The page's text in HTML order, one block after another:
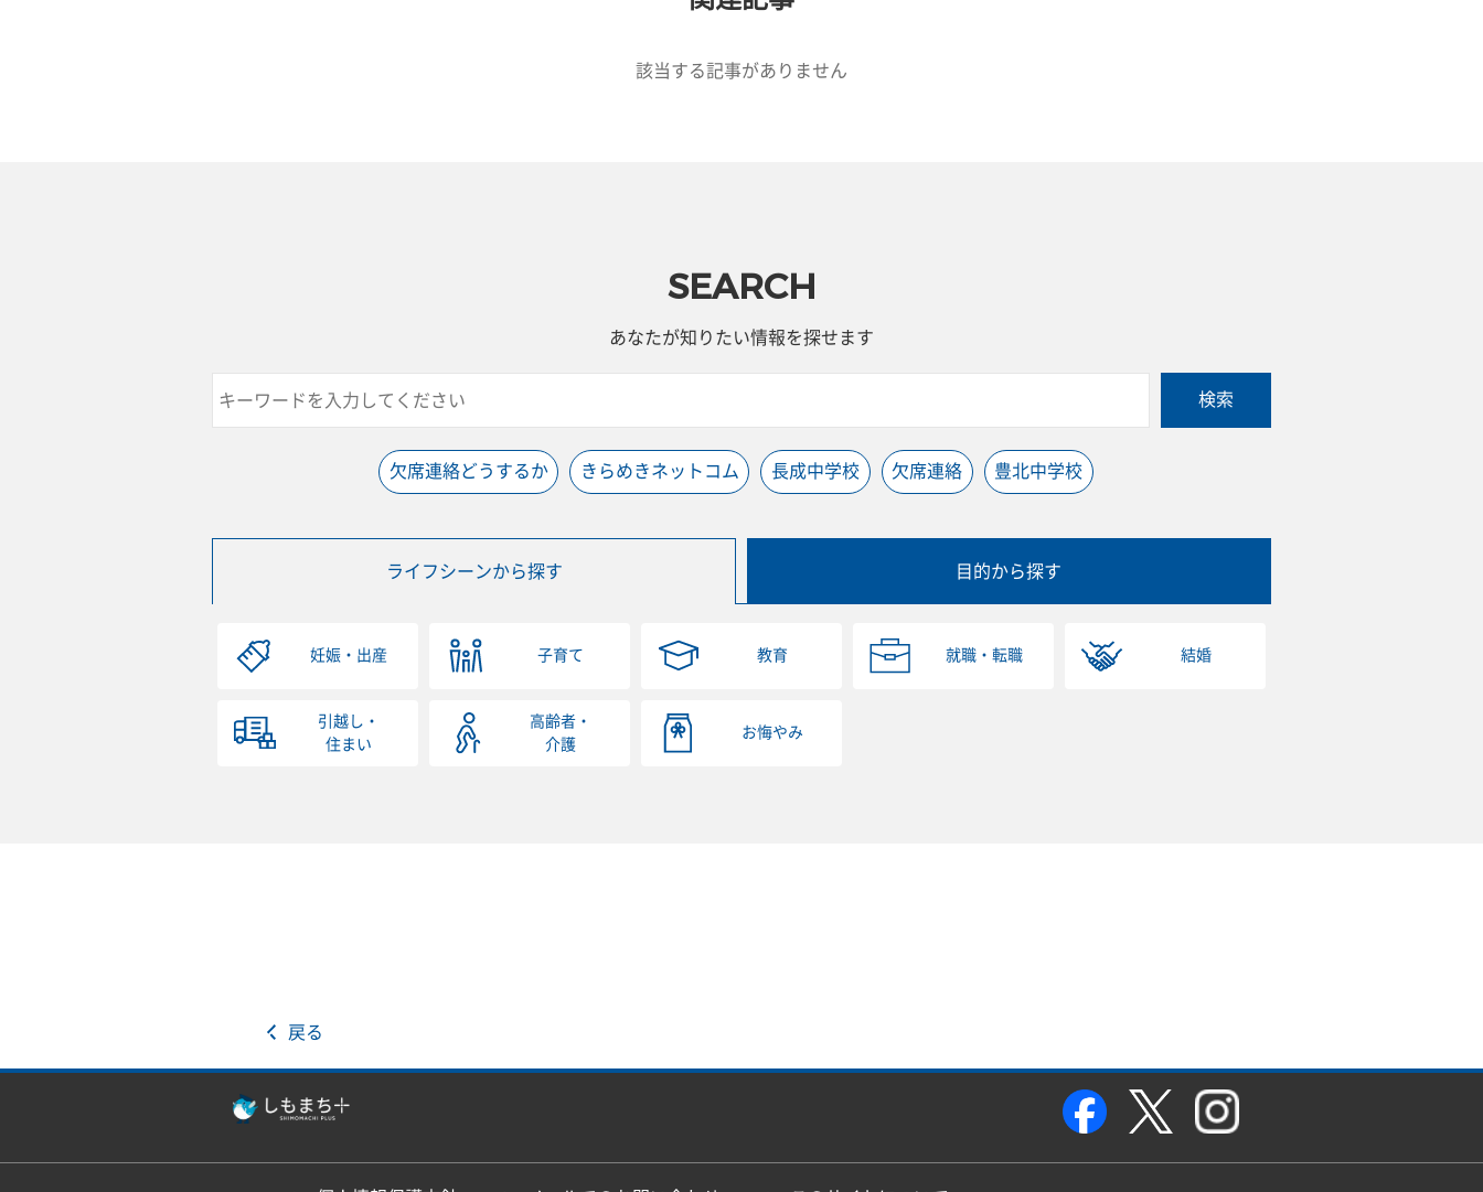
該当する記事がありません
SEARCH
あなたが知りたい情報を探せます
検索
欠席連絡どうするか きらめきネットコム 長成中学校 欠席連絡 豊北中学校
ライフシーンから探す 目的から探す
妊娠・出産 子育て 教育 就職・転職 結婚
引越し・
住まい
高齢者・
介護
お悔やみ
戻る